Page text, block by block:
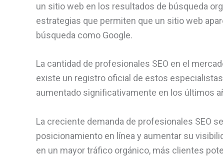
un sitio web en los resultados de búsqueda
estrategias que permiten que un sitio web
búsqueda como Google.
La cantidad de profesionales SEO en el
existe un registro oficial de estos
aumentado significativamente en los últimos
La creciente demanda de profesionales SEO
posicionamiento en línea y aumentar su
en un mayor tráfico orgánico, más clientes